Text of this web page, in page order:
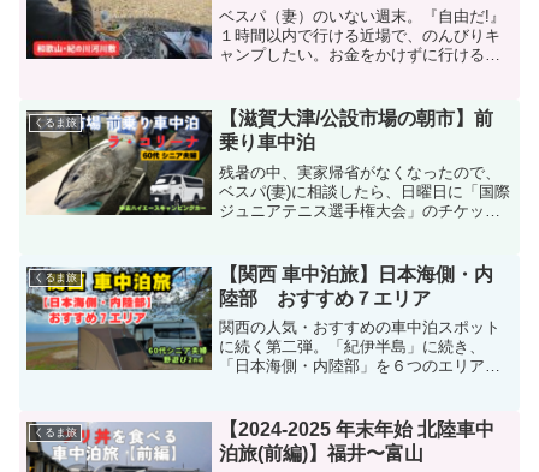
ベスパ（妻）のいない週末。『自由だ!』
１時間以内で行ける近場で、のんびりキ
ャンプしたい。お金をかけずに行ける場
くるま旅
【滋賀大津/公設市場の朝市】前
乗り車中泊
残暑の中、実家帰省がなくなったので、
ベスパ(妻)に相談したら、日曜日に「国際
ジュニアテニス選手権大会」のチケット
ら、土曜日に滋賀大津の「市場の朝市」
に行くことに決定。
くるま旅
【関西 車中泊旅】日本海側・内
陸部 おすすめ７エリア
関西の人気・おすすめの車中泊スポット
に続く第二弾。「紀伊半島」に続き、
「日本海側・内陸部」を６つのエリアに
くるま旅
【2024-2025 年末年始 北陸車中
泊旅(前編)】福井〜富山